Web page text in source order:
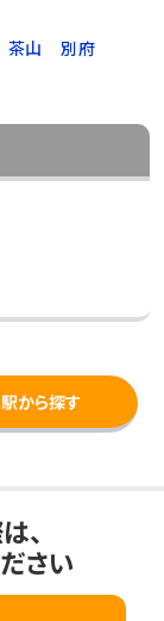
茶山
別府
駅から探す
、
さい